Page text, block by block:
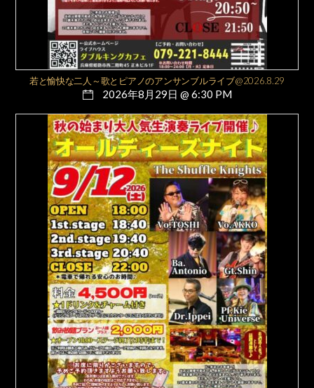
若と愉快な二人～歌とピアノのアンサンブルライブ@2026.8.29
2026年8月29日 @ 6:30 PM